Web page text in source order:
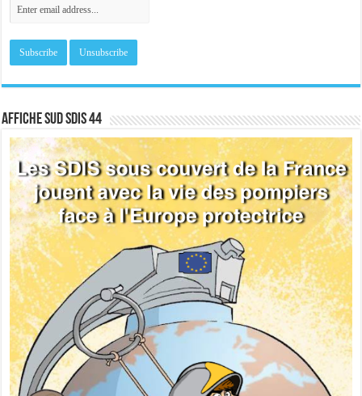
Affiche sud SDIS 44